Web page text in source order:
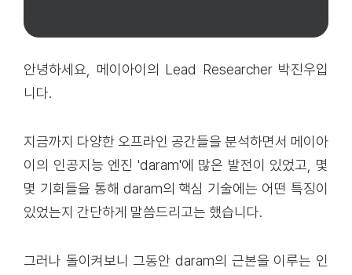
안녕하세요, 메이아이의 Lead Researcher 박진우입
니다.
지금까지 다양한 오프라인 공간들을 분석하면서 메이아
이의 인공지능 엔진 'daram'에 많은 발전이 있었고, 몇
몇 기회들을 통해 daram의 핵심 기술에는 어떤 특징이
있었는지 간단하게 말씀드리고는 했습니다.
그러나 돌이켜보니 그동안 daram의 근본을 이루는 인